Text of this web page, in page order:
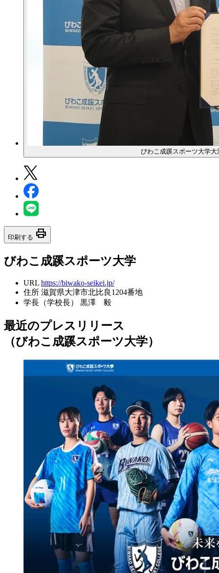
びわこ成蹊スポーツ大学
印刷する print
びわこ成蹊スポーツ大学
URL https://biwako-seikei.jp/
住所 滋賀県大津市北比良1204番地
学長（学校長）
黒澤 毅
最近のプレスリリース
（びわこ成蹊スポーツ大学）